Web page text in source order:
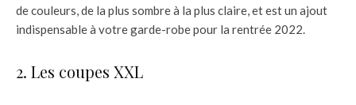
de couleurs, de la plus sombre à la plus claire, et est un ajout
indispensable à votre garde-robe pour la rentrée 2022.
2. Les coupes XXL